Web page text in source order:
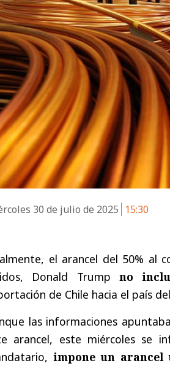
30 de julio de 2025 15:30
el arancel del 50% al
Donald Trumpno
de Chile hacia el país
las informaciones
arancel, este miércoles se
impone un arancel